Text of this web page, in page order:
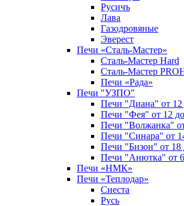
Русичъ
Лава
Газодровяные
Эверест
Печи «Сталь-Мастер»
Сталь-Мастер Hard
Сталь-Мастер
Печи «Рада»
Печи "УЗПО"
Печи "Диана" от 12
Печи "Фея" от 12
Печи "Волжанка"
Печи "Синара" от
Печи "Бизон" от 18
Печи "Анютка" от
Печи «НМК»
Печи «Теплодар»
Сиеста
Русь